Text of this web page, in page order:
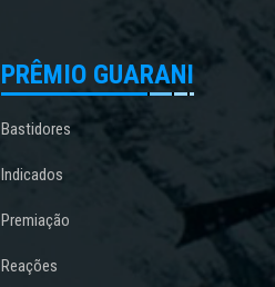
PRÊMIO GUARANI
Bastidores
Indicados
Premiação
Reações